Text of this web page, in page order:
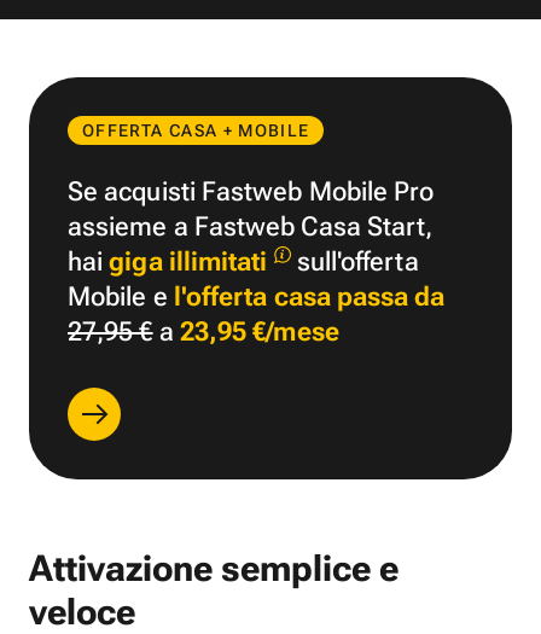
OFFERTA CASA + MOBILE
Se acquisti Fastweb Mobile Pro
assieme a Fastweb Casa Start,
haigiga illimitati
sull'offerta
Mobile e l'offerta casa passa da
27,95 €a 23,95 €/mese
Attivazione semplice e
veloce